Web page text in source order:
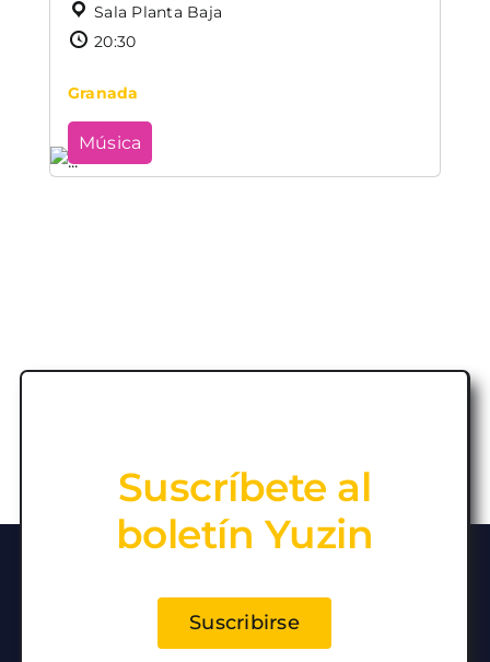
Sala Planta Baja
20:30
Granada
Música
Suscríbete al
boletín Yuzin
Suscribirse